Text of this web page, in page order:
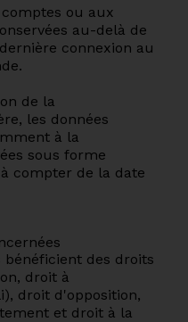
ou aux
au-delà de
connexion au
de la
les données
à la
sous forme
compter de la date
bénéficient des droits
droit à
droit d'opposition,
et droit à la